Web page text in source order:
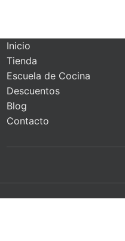
Inicio
Tienda
Escuela de Cocina
Descuentos
Blog
Contacto